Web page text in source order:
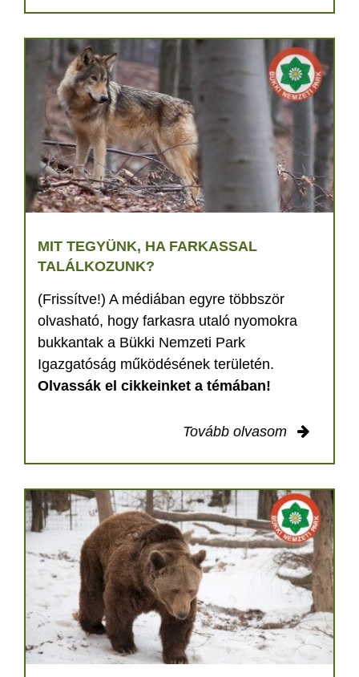
MIT TEGYÜNK, HA FARKASSAL
TALÁLKOZUNK?
(Frissítve!) A médiában egyre többször
olvasható, hogy farkasra utaló nyomokra
bukkantak a Bükki Nemzeti Park
Igazgatóság működésének területén.
Olvassák el cikkeinket a témában!
Tovább olvasom